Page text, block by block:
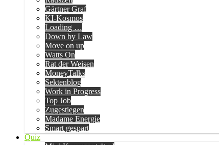
Gärtner Graf
KI-Kosmos
Loading …
Down by Law
Move on up
Watts On
Rat der Weisen
MoneyTalks
Sektenblog
Work in Progress
Top Job
Zugestiegen
Madame Energie
Smart gespart
Quiz